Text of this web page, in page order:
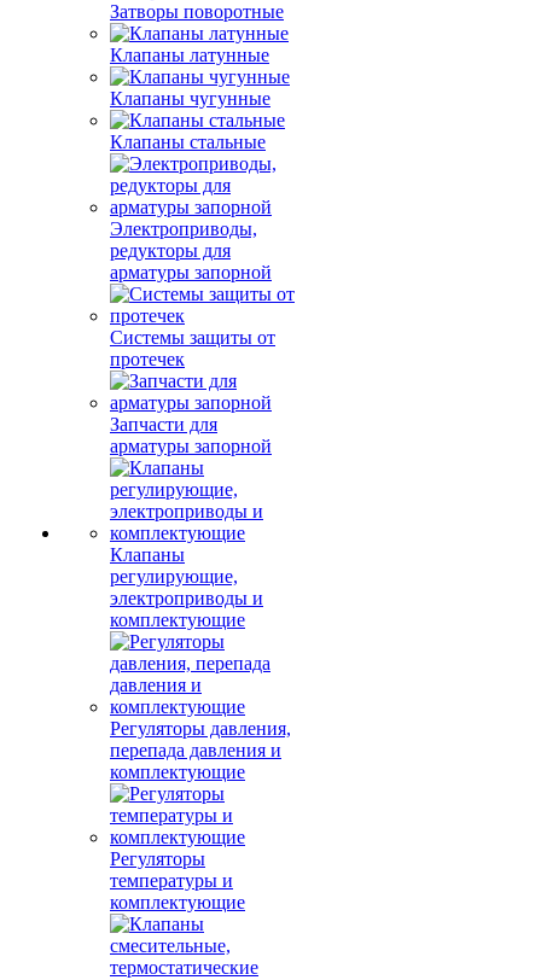
Затворы поворотные
Клапаны латунные
Клапаны чугунные
Клапаны стальные
Электроприводы,
редукторы для
арматуры запорной
Системы защиты от
протечек
Запчасти для
арматуры запорной
Клапаны
регулирующие,
электроприводы и
комплектующие
Регуляторы давления,
перепада давления и
комплектующие
Регуляторы
температуры и
комплектующие